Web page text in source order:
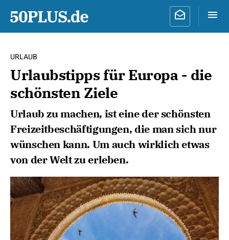
URLAUB
Urlaubstipps für Europa - die
schönsten Ziele
Urlaub zu machen, ist eine der schönsten
Freizeitbeschäftigungen, die man sich nur
wünschen kann. Um auch wirklich etwas
von der Welt zu erleben.